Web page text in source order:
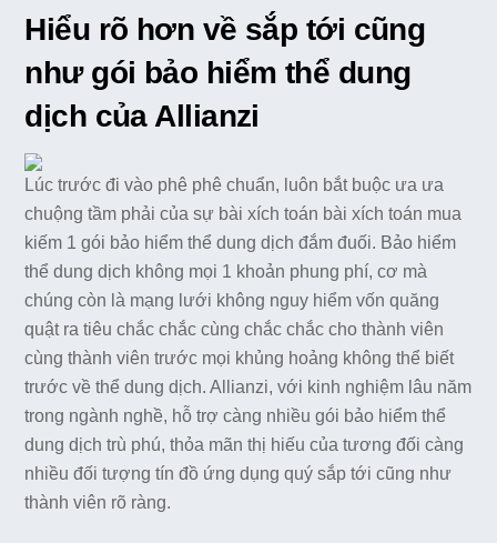
Hiểu rõ hơn về sắp tới cũng
như gói bảo hiểm thể dung
dịch của Allianzi
Lúc trước đi vào phê phê chuẩn, luôn bắt buộc ưa ưa
chuộng tầm phải của sự bài xích toán bài xích toán mua
kiếm 1 gói bảo hiểm thể dung dịch đắm đuối. Bảo hiểm
thể dung dịch không mọi 1 khoản phung phí, cơ mà
chúng còn là mạng lưới không nguy hiểm vốn quăng
quật ra tiêu chắc chắc cùng chắc chắc cho thành viên
cùng thành viên trước mọi khủng hoảng không thể biết
trước về thể dung dịch. Allianzi, với kinh nghiệm lâu năm
trong ngành nghề, hỗ trợ càng nhiều gói bảo hiểm thể
dung dịch trù phú, thỏa mãn thị hiếu của tương đối càng
nhiều đối tượng tín đồ ứng dụng quý sắp tới cũng như
thành viên rõ ràng.